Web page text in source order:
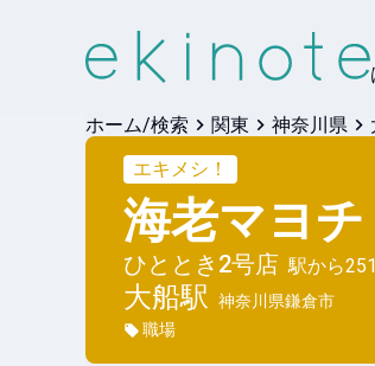
ホーム/検索 関東 神奈川県
エキメシ！
海老マヨ
ひととき2号店 駅から
大船駅 神奈川県鎌倉市
職場